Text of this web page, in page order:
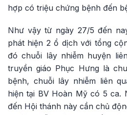
hợp có triệu chứng bệnh đến
Như vậy từ ngày 27/5 đến
phát hiện 2 ổ dịch với tổng
đó chuỗi lây nhiễm huyện
truyền giáo Phục Hưng là
bệnh, chuỗi lây nhiễm liên
hiện tại BV Hoàn Mỹ có 5 ca.
đến Hội thánh này cần chủ